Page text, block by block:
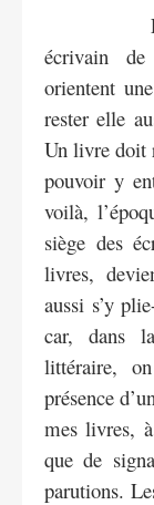
Les
écrivain
orientent
rester elle
Un livre doit
pouvoir y
voilà,
siège des
livres,
aussi s’y
car, dans
littéraire,
présence
mes livres,
que de
parutions.